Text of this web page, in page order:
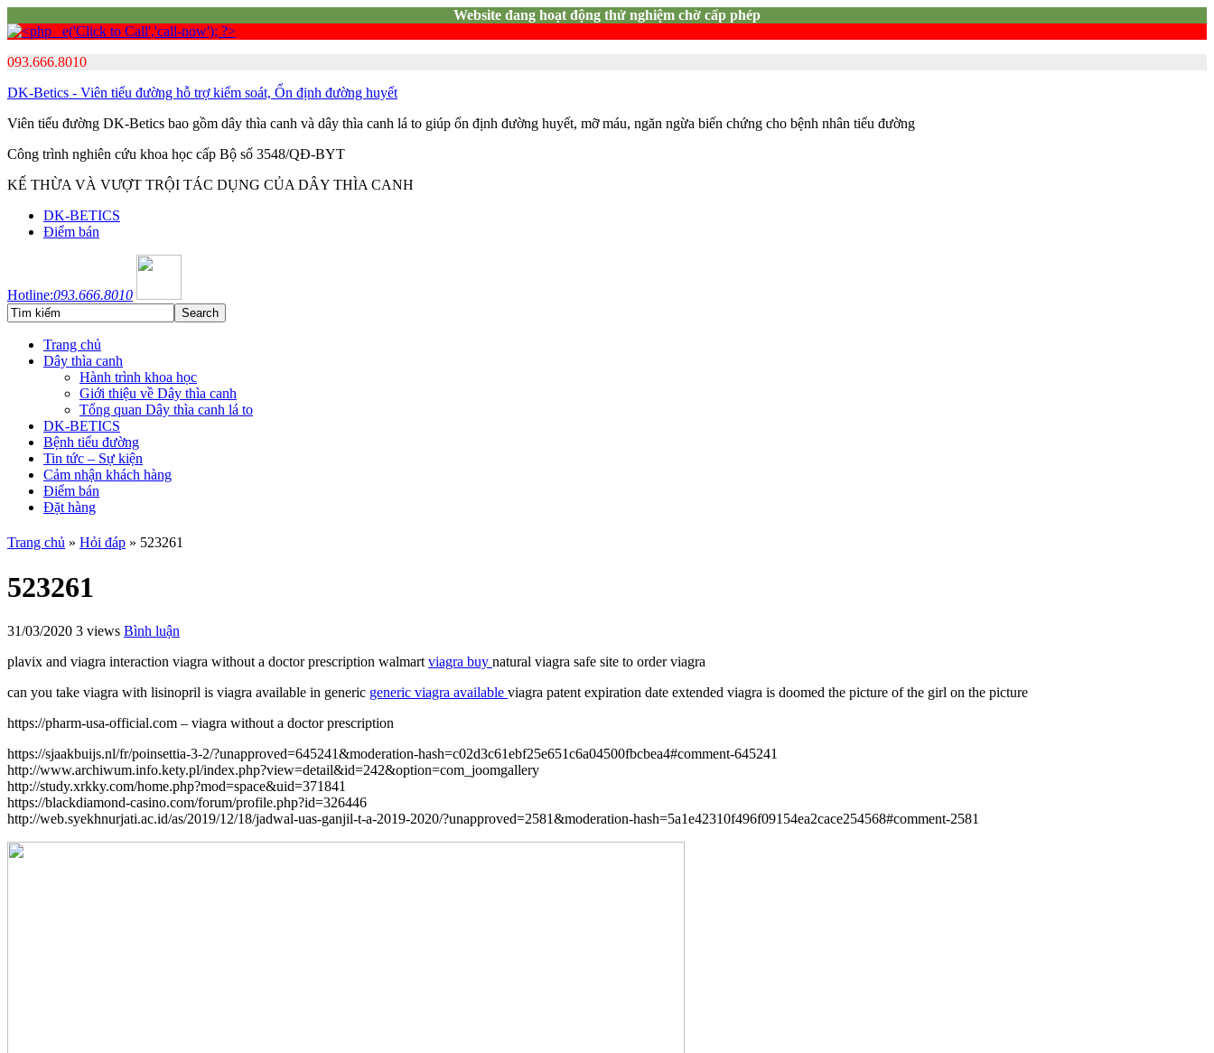
Website đang hoạt động thử nghiệm chờ cấp phép
093.666.8010
DK-Betics - Viên tiểu đường hỗ trợ kiểm soát, Ổn định đường huyết
Viên tiểu đường DK-Betics bao gồm dây thìa canh và dây thìa canh lá to giúp ổn định đường huyết, mỡ máu, ngăn ngừa biến chứng cho bệnh nhân tiểu đường
Công trình nghiên cứu khoa học cấp Bộ số 3548/QĐ-BYT
KẾ THỪA VÀ VƯỢT TRỘI TÁC DỤNG CỦA DÂY THÌA CANH
DK-BETICS
Điểm bán
Hotline:093.666.8010
Trang chủ
Dây thìa canh
Hành trình khoa học
Giới thiệu về Dây thìa canh
Tổng quan Dây thìa canh lá to
DK-BETICS
Bệnh tiểu đường
Tin tức – Sự kiện
Cảm nhận khách hàng
Điểm bán
Đặt hàng
Trang chủ » Hỏi đáp » 523261
523261
31/03/2020 3 views Bình luận
plavix and viagra interaction viagra without a doctor prescription walmart viagra buy natural viagra safe site to order viagra
can you take viagra with lisinopril is viagra available in generic generic viagra available viagra patent expiration date extended viagra is doomed the picture of the girl on the picture
https://pharm-usa-official.com – viagra without a doctor prescription
https://sjaakbuijs.nl/fr/poinsettia-3-2/?unapproved=645241&moderation-hash=c02d3c61ebf25e651c6a04500fbcbea4#comment-645241
http://www.archiwum.info.kety.pl/index.php?view=detail&id=242&option=com_joomgallery
http://study.xrkky.com/home.php?mod=space&uid=371841
https://blackdiamond-casino.com/forum/profile.php?id=326446
http://web.syekhnurjati.ac.id/as/2019/12/18/jadwal-uas-ganjil-t-a-2019-2020/?unapproved=2581&moderation-hash=5a1e42310f496f09154ea2cace254568#comment-2581